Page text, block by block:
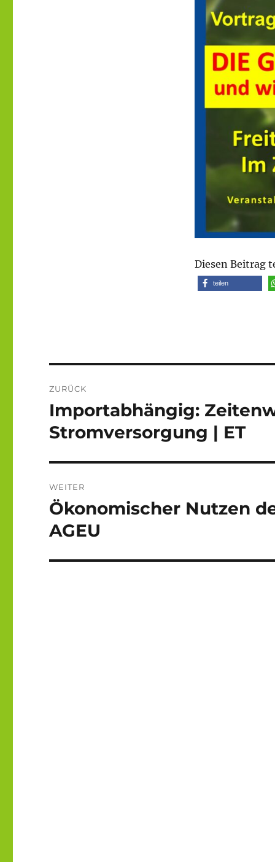
Diesen Beitrag
teilen
ZURÜCK
Vorheriger
Beitrag:
Importabhängig:
Stromversorgung | ET
WEITER
Nächster
Beitrag:
Ökonomischer Nutzen
AGEU